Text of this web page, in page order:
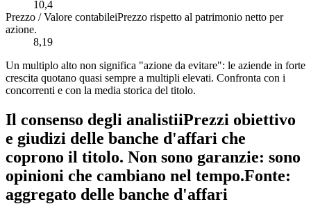
10,4
Prezzo / Valore contabileiPrezzo rispetto al patrimonio netto per
azione.
8,19
Un multiplo alto non significa "azione da evitare": le aziende in forte
crescita quotano quasi sempre a multipli elevati. Confronta con i
concorrenti e con la media storica del titolo.
Il consenso degli analistiiPrezzi obiettivo
e giudizi delle banche d'affari che
coprono il titolo. Non sono garanzie: sono
opinioni che cambiano nel tempo.Fonte:
aggregato delle banche d'affari